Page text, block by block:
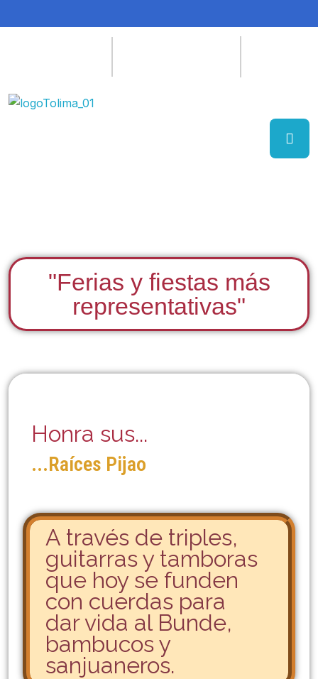
"Ferias y fiestas más
representativas"
Honra sus...
...Raíces Pijao
A través de triples,
guitarras y tamboras
que hoy se funden
con cuerdas para
dar vida al Bunde,
bambucos y
sanjuaneros.